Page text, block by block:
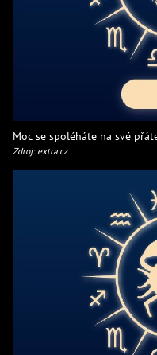
Moc se spoléháte na své
Zdroj: extra.cz